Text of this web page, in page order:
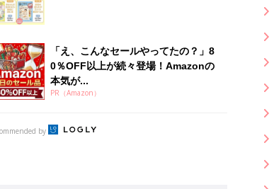
「え、こんなセールやってたの？」8
0％OFF以上が続々登場！Amazonの
本気が...
PR（Amazon）
by